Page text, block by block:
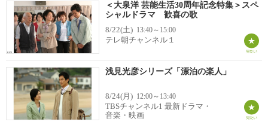
＜大泉洋 芸能生活30周年記念特集＞スペ
シャルドラマ 歓喜の歌
8/22(土) 13:40～15:00
テレ朝チャンネル１
浅見光彦シリーズ「漂泊の楽人」
8/24(月) 12:00～13:40
TBSチャンネル1 最新ドラマ・
音楽・映画